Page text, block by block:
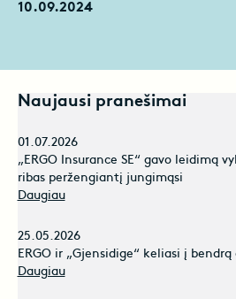
10.09.2024
Naujausi pranešimai
01.07.2026
„ERGO Insurance SE“ gavo leidimą
ribas peržengiantį jungimąsi
Daugiau
25.05.2026
ERGO ir „Gjensidige“ keliasi į
Daugiau